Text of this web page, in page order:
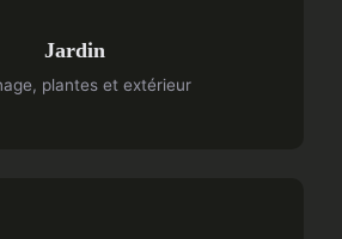
Jardin
plantes et extérieur